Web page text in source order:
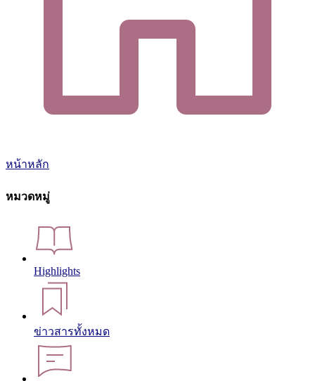
หน้าหลัก
หมวดหมู่
Highlights
ข่าวสารทั้งหมด